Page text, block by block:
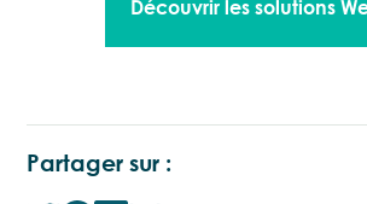
Découvrir les solutions
Partager sur :